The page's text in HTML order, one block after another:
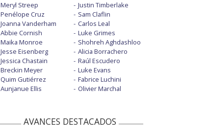
Meryl Streep
Penélope Cruz
Joanna Vanderham
Abbie Cornish
Maika Monroe
Jesse Eisenberg
Jessica Chastain
Breckin Meyer
Quim Gutiérrez
Aunjanue Ellis
Justin Timberlake
Sam Claflin
Carlos Leal
Luke Grimes
Shohreh Aghdashloo
Alicia Borrachero
Raúl Escudero
Luke Evans
Fabrice Luchini
Olivier Marchal
AVANCES DESTACADOS